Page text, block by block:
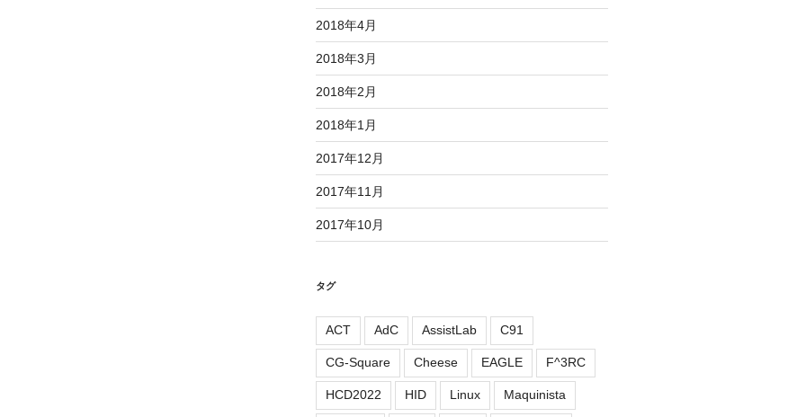
2018年4月
2018年3月
2018年2月
2018年1月
2017年12月
2017年11月
2017年10月
タグ
ACT AdC AssistLab C91
CG-Square Cheese EAGLE F^3RC
HCD2022 HID Linux Maquinista